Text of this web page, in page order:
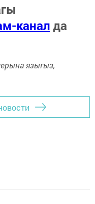
каналда
языгыз,